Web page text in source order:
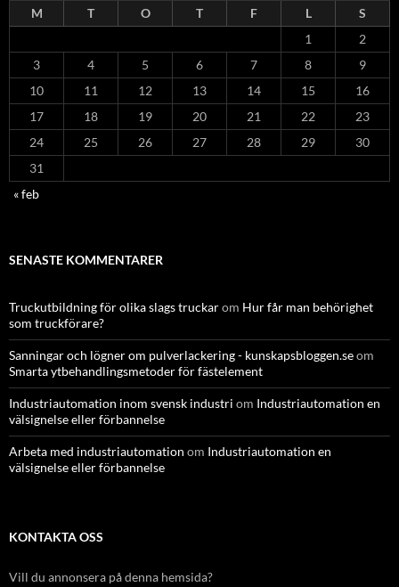
M T O T F L
S
1
2
3
4 5 6 7 8
9
10
11 12 13 14 15
16
17
18 19 20 21 22
23
24
25 26 27 28 29
30
31
« feb
SENASTE KOMMENTARER
Truckutbildning för olika slags truckarom Hur får man behörighet
som truckförare?
Sanningar och lögner om pulverlackering - kunskapsbloggen.seom
Smarta ytbehandlingsmetoder för fästelement
Industriautomation inom svensk industri om Industriautomation en
välsignelse eller förbannelse
Arbeta med industriautomation om Industriautomation en
välsignelse eller förbannelse
KONTAKTA OSS
Vill du annonsera på denna hemsida?